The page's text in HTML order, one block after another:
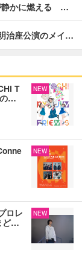
静かに燃える …
治座公演のメイ…
T
…
NEW
NEW
ロレ
ど…
NEW